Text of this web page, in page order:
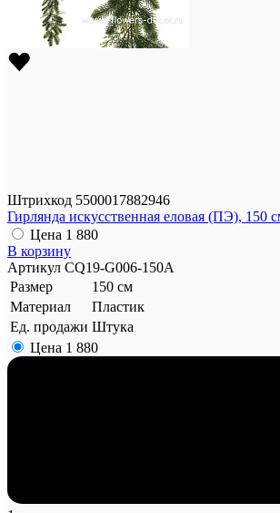
Штрихкод 5500017882946
Гирлянда искусственная еловая (ПЭ), 150
Цена 1 880
В корзину
Артикул CQ19-G006-150A
Размер
150 см
Материал
Пластик
Ед. продажи Штука
Цена 1 880